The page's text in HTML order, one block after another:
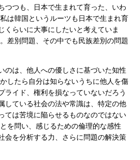
つつも、日本で生まれて育った、いわ
は韓国というルーツも日本で生まれ育
くらいに大事にしたいと考えていま
差別問題、その中でも民族差別の問題
のは、他人への優しさに基づいた知性
したら自分は知らないうちに他人を傷
ライド、権利を損なっていないだろう
している社会の法や常識は、特定の他
ては苦境に陥らせるものなのではない
を問い、感じるための倫理的な感性
会を分析する力、さらに問題の解決策